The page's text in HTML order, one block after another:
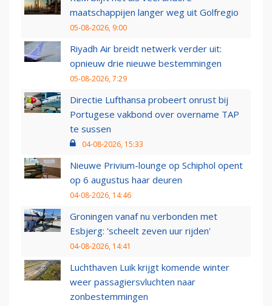
maatschappijen langer weg uit Golfregio
05-08-2026, 9:00
Riyadh Air breidt netwerk verder uit:
opnieuw drie nieuwe bestemmingen
05-08-2026, 7:29
Directie Lufthansa probeert onrust bij
Portugese vakbond over overname TAP
te sussen
04-08-2026, 15:33
Nieuwe Privium-lounge op Schiphol opent
op 6 augustus haar deuren
04-08-2026, 14:46
Groningen vanaf nu verbonden met
Esbjerg: 'scheelt zeven uur rijden'
04-08-2026, 14:41
Luchthaven Luik krijgt komende winter
weer passagiersvluchten naar
zonbestemmingen